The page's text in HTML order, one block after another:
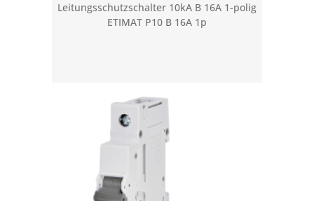
Leitungsschutzschalter 10kA B 16A 1-polig
ETIMAT P10 B 16A 1p